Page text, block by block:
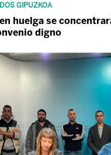
GIPUZKOA
huelga se
digno